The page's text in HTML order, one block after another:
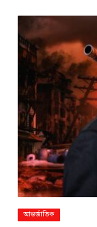
আন্তর্জাতিক